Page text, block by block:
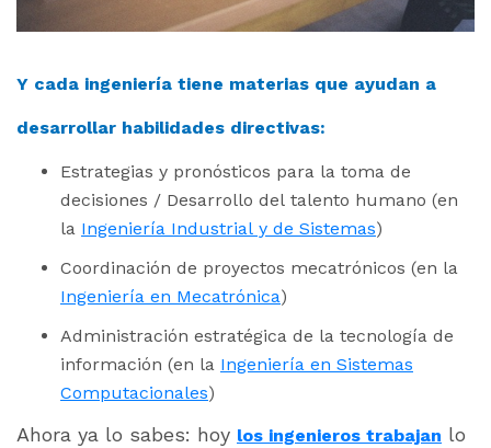
Y cada ingeniería tiene materias que ayudan a
desarrollar habilidades directivas:
Estrategias y pronósticos para la toma de
decisiones / Desarrollo del talento humano (en
la Ingeniería Industrial y de Sistemas)
Coordinación de proyectos mecatrónicos (en la
Ingeniería en Mecatrónica)
Administración estratégica de la tecnología de
información (en la Ingeniería en Sistemas
Computacionales)
Ahora ya lo sabes: hoy los ingenieros trabajan lo